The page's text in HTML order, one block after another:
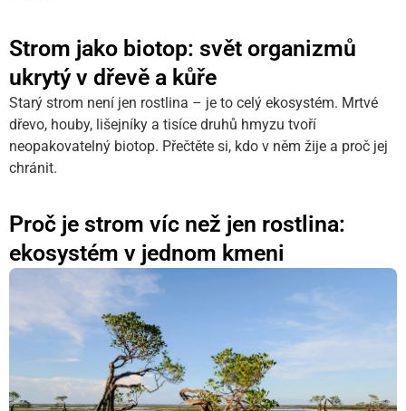
Strom jako biotop: svět organizmů
ukrytý v dřevě a kůře
Starý strom není jen rostlina – je to celý ekosystém. Mrtvé
dřevo, houby, lišejníky a tisíce druhů hmyzu tvoří
neopakovatelný biotop. Přečtěte si, kdo v něm žije a proč jej
chránit.
Proč je strom víc než jen rostlina:
ekosystém v jednom kmeni